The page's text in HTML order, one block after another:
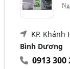
KP. Khánh
Bình Dương
0913 300